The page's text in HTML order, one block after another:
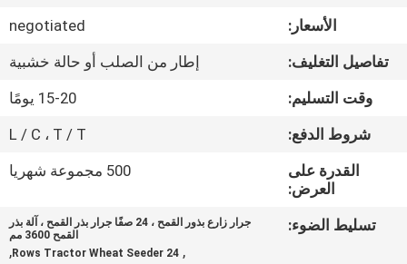
المعمل
مراقبة
الجودة
اتصل
الأسعار:
negotiated
تفاصيل التغليف:
إطار من الصلب أو حالة خشبية
وقت التسليم:
15-20 يومًا
شروط الدفع:
L / C ، T / T
القدرة على
العرض:
500 مجموعة شهريا
تسليط الضوء:
جرار زارع بذور القمح ، 24 صفًا جرار بذر القمح ، آلة بذر
القمح 3600 مم
,
24 Rows Tractor Wheat Seeder
,